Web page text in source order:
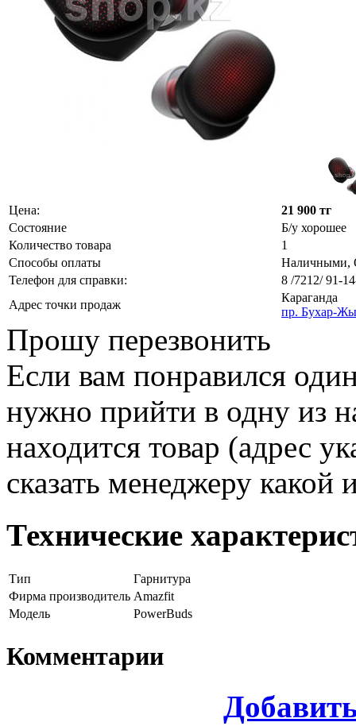
Цена:
21 900 тг
Состояние
Б/у хорошее
Количество товара
1
Способы оплаты
Наличными,
Телефон для справки:
8 /7212/ 91-
Адрес точки продаж
Караганда
пр. Бухар-
Прошу перезвонить
Если вам понравился
нужно прийти в одну из
находится товар (адрес
сказать менеджеру
Технические
Тип
Гарнитура
Фирма производитель Amazfit
Модель
PowerBuds
Комментарии